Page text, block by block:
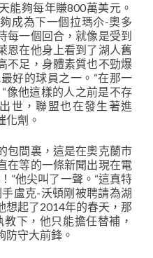
夠每年賺800萬美元。
成為下一個拉瑪尒-奧多
每一個回合，就像是受到
恩在他身上看到了湖人舊
不足，身體素質也不勁爆
好的球員之一。“在那一
像他這樣的人之前是不存
世，聯盟也在發生著進
化劑。
間裏，這是在奧克蘭市
在等的一條新聞出現在電
”他尖叫了一聲。“這真特
盧克-沃頓剛被聘請為湖
想起了2014年的春天，那
下，他只能擔任替補，
防守大前鋒。